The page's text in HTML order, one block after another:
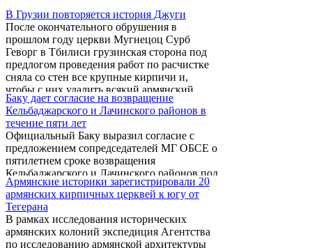
В Грузии повторяется история Джуги
После окончательного обрушения в
прошлом году церкви Мугнецоц Сурб
Геворг в Тбилиси грузинская сторона под
предлогом проведения работ по расчистке
сняла со стен все крупные кирпичи и,
чтобы с них удалить всякий армянский
след, размельчила. Об этом на пресс-
конференции 15 июля заявил глава
общественной организации, изучающей
армянскую архитектуру, специалист по
памятникам Самвел Карапетян.
Баку дает согласие на возвращение
Кельбаджарского и Лачинского районов в
течение пяти лет
Официальный Баку выразил согласие с
предложением сопредседателей МГ ОБСЕ о
пятилетнем сроке возвращения
Кельбаджарского и Лачинского районов под
административный контроль
Азербайджана.
Армянские историки зарегистрировали 20
армянских кирпичных церквей к югу от
Тегерана
В рамках исследования исторических
армянских колоний экспедиция Агентства
по исследованию армянской архитектуры